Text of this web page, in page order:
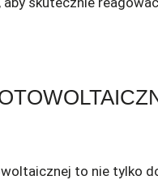
to nie tylko